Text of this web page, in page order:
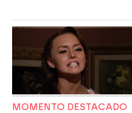
MOMENTO DESTACADO